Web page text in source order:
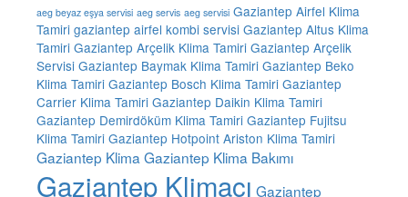
aeg beyaz eşya servisi aeg servis aeg servisi Gaziantep Airfel Klima
Tamiri gaziantep airfel kombi servisi Gaziantep Altus Klima
Tamiri Gaziantep Arçelik Klima Tamiri Gaziantep Arçelik
Servisi Gaziantep Baymak Klima Tamiri Gaziantep Beko
Klima Tamiri Gaziantep Bosch Klima Tamiri Gaziantep
Carrier Klima Tamiri Gaziantep Daikin Klima Tamiri
Gaziantep Demirdöküm Klima Tamiri Gaziantep Fujitsu
Klima Tamiri Gaziantep Hotpoint Ariston Klima Tamiri
Gaziantep Klima Gaziantep Klima Bakımı
Gaziantep Klimacı Gaziantep